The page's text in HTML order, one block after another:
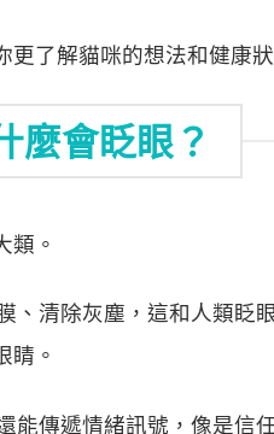
了解貓咪的想法和健康狀
麼會眨眼？
類。
、清除灰塵，這和人類眨
睛。
能傳遞情緒訊號，像是信